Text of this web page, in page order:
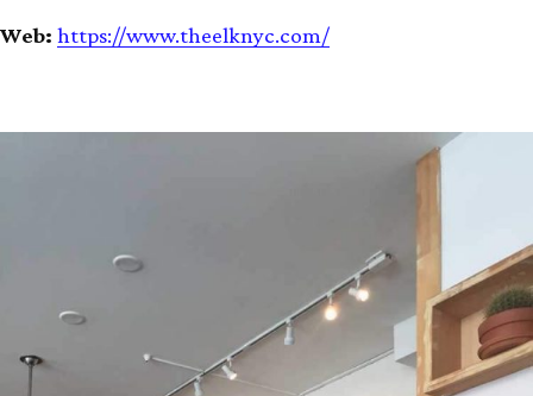
Web: https://www.theelknyc.com/